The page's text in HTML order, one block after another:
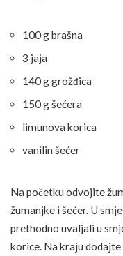
100 g brašna
3 jaja
140 g grožđica
150 g šećera
limunova korica
vanilin šećer
Na početku odvojite
žumanjke i šećer. U
prethodno uvaljali u
korice. Na kraju